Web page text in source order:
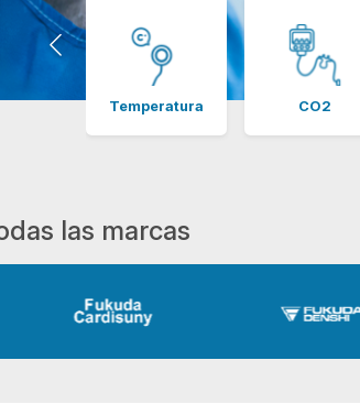
Temperatura CO2
las marcas